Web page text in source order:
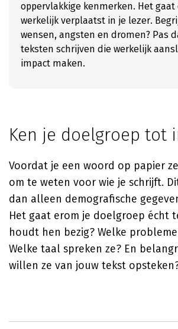
oppervlakkige kenmerken. Het
werkelijk verplaatst in je lezer.
wensen, angsten en dromen? Pas
teksten schrijven die werkelijk
impact maken.
Ken je doelgroep tot
Voordat je een woord op papier
om te weten voor wie je schrijft.
dan alleen demografische
Het gaat erom je doelgroep écht
houdt hen bezig? Welke
Welke taal spreken ze? En
willen ze van jouw tekst